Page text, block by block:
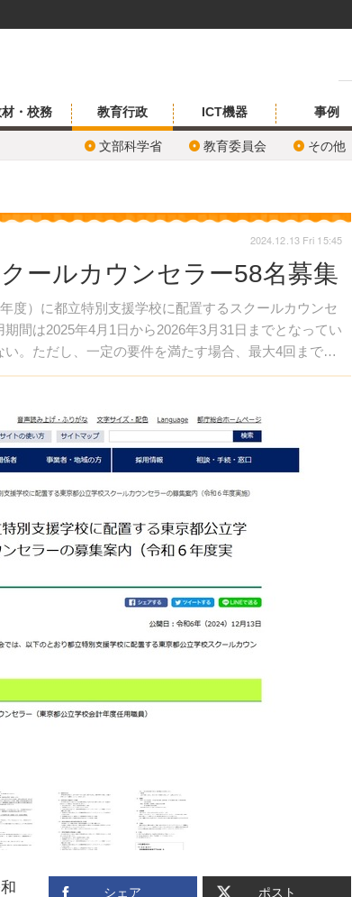
・校務 教育行政
文部科学省 教育委員会 その他
ICT機器 事例
ールカウンセラー58名募集
度）に都立特別支援学校に配置するスクールカウンセ
間は2025年4月1日から2026年3月31日までとなってい
。ただし、一定の要件を満たす場合、最大4回まで公
2024.12.13 Fri 15:45
シェア ポスト